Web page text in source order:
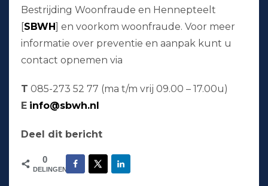
Bestrijding Woonfraude en Hennepteelt
[SBWH] en voorkom woonfraude. Voor meer
informatie over preventie en aanpak kunt u
contact opnemen via
T 085-273 52 77 (ma t/m vrij 09.00 – 17.00u)
E info@sbwh.nl
Deel dit bericht
0
DELINGEN